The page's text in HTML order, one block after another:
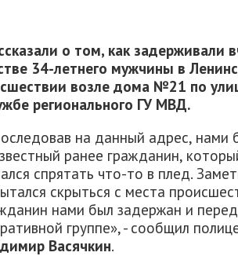
о том, как задерживали
34-летнего мужчины в
возле дома №21 по
регионального ГУ МВД.
на данный адрес, нами
ранее гражданин,
спрятать что-то в плед.
скрыться с места
нами был задержан и
группе», - сообщил
Васячкин.